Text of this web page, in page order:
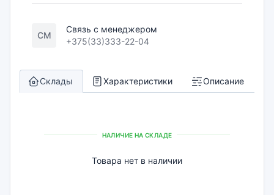
СМ
Связь с менеджером
+375(33)333-22-04
Склады Характеристики Описание
НАЛИЧИЕ НА СКЛАДЕ
Товара нет в наличии